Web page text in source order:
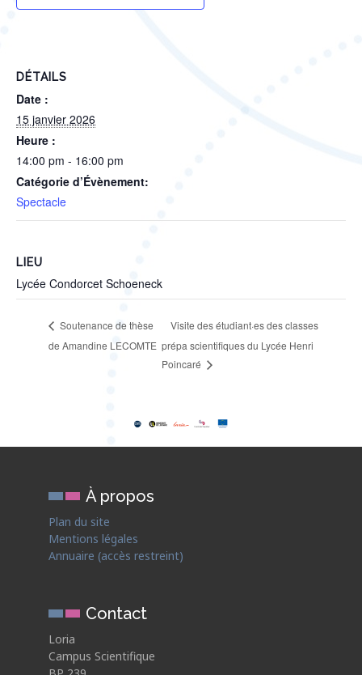
DÉTAILS
Date :
15 janvier 2026
Heure :
14:00 pm - 16:00 pm
Catégorie d’Évènement:
Spectacle
LIEU
Lycée Condorcet Schoeneck
Soutenance de thèse
de Amandine LECOMTE
Visite des étudiant·es des classes
prépa scientifiques du Lycée Henri
Poincaré
À propos
Plan du site
Mentions légales
Annuaire (accès restreint)
Contact
Loria
Campus Scientifique